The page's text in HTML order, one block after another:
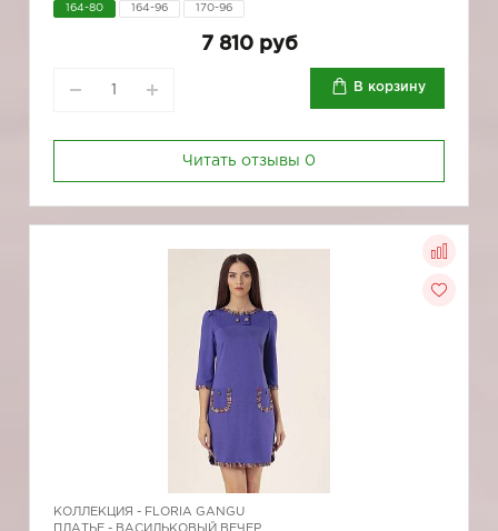
164-80 164-96 170-96
7 810 руб
В корзину
Читать отзывы 0
КОЛЛЕКЦИЯ - FLORIA GANGU
ПЛАТЬЕ - ВАСИЛЬКОВЫЙ ВЕЧЕР